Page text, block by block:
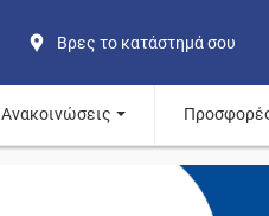
Βρες το κατάστημά σου
Ανακοινώσεις